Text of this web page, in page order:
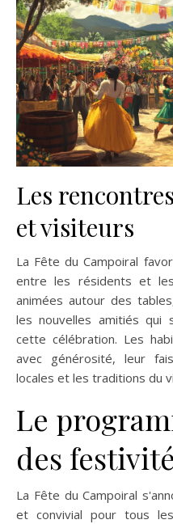
Les
et visiteurs
La Fête du Campoiral
entre les résidents et
animées autour des
les nouvelles amitiés
cette célébration. Les
avec générosité, leur
locales et les traditions du
Le
des
La Fête du Campoiral
et convivial pour tous